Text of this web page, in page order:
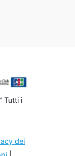
Tutti i
dei